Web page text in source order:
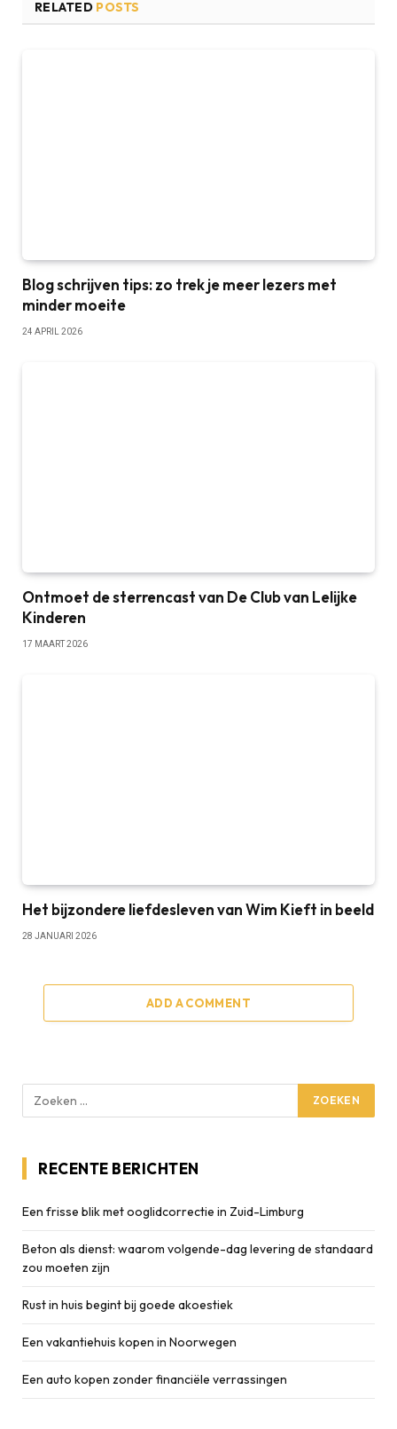
RELATED POSTS
Blog schrijven tips: zo trek je meer lezers met
minder moeite
24 APRIL 2026
Ontmoet de sterrencast van De Club van Lelijke
Kinderen
17 MAART 2026
Het bijzondere liefdesleven van Wim Kieft in beeld
28 JANUARI 2026
ADD A COMMENT
RECENTE BERICHTEN
Een frisse blik met ooglidcorrectie in Zuid-Limburg
Beton als dienst: waarom volgende-dag levering de standaard
zou moeten zijn
Rust in huis begint bij goede akoestiek
Een vakantiehuis kopen in Noorwegen
Een auto kopen zonder financiële verrassingen